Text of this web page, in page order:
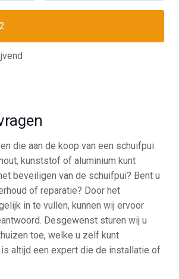
die aan de koop van een schuifpui
kunststof of aluminium kunt
beveiligen van de schuifpui? Bent u
of reparatie? Door het
in te vullen, kunnen wij ervoor
Desgewenst sturen wij u
toe, welke u zelf kunt
altijd een expert die de installatie of